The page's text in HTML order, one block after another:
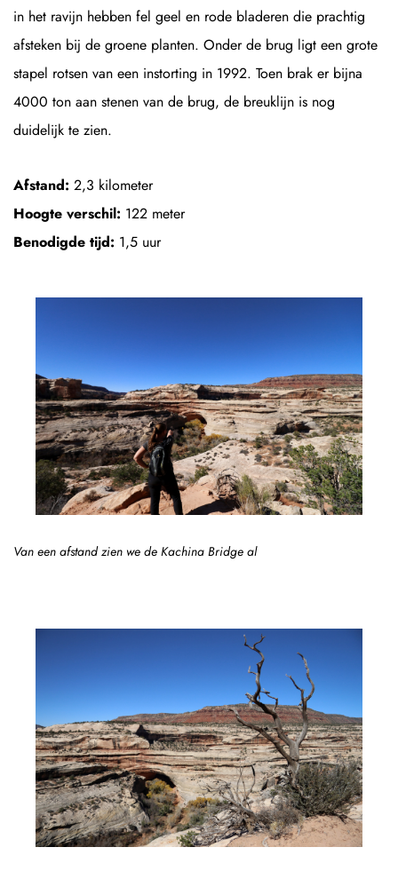
in het ravijn hebben fel geel en rode bladeren die prachtig
afsteken bij de groene planten. Onder de brug ligt een grote
stapel rotsen van een instorting in 1992. Toen brak er bijna
4000 ton aan stenen van de brug, de breuklijn is nog
duidelijk te zien.
Afstand: 2,3 kilometer
Hoogte verschil: 122 meter
Benodigde tijd: 1,5 uur
Van een afstand zien we de Kachina Bridge al